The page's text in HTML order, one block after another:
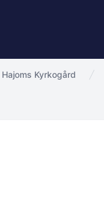
Hajoms Kyrkogård